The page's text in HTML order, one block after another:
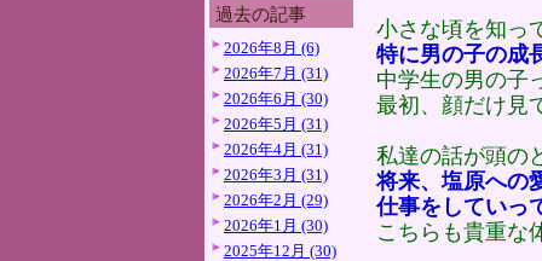
過去の記事
2026年8月 (6)
2026年7月 (31)
2026年6月 (30)
2026年5月 (31)
2026年4月 (31)
2026年3月 (31)
2026年2月 (29)
2026年1月 (30)
2025年12月 (30)
小さな頃を知っ
特に男の子の成
中学生の男の子
最初、顔だけ見
私達の話が頭の
将来、塩原への
仕事をしていっ
こちらも貴重な